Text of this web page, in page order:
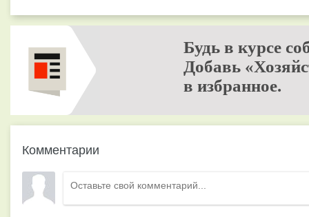
Будь в курсе
Добавь
в избранное.
Комментарии